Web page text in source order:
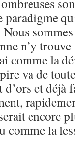
paradigme
sommes
n’y
comme la
va de
d’ors et déjà
encore
comme la